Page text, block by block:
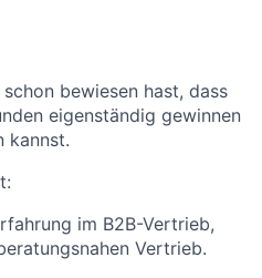
bewiesen hast, dass
eigenständig gewinnen
kannst.
im B2B-Vertrieb,
Vertrieb.